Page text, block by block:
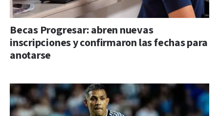
Becas Progresar: abren nuevas
inscripciones y confirmaron las fechas para
anotarse